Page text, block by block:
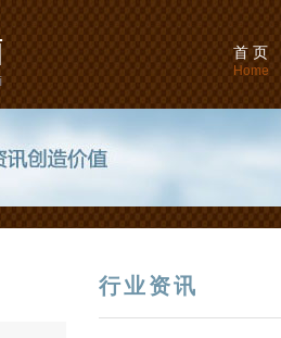
首 页
Home
行业资讯